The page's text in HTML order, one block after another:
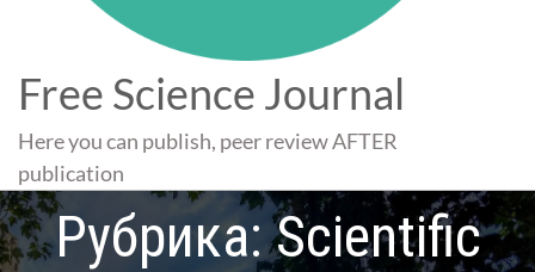
Free Science Journal
Here you can publish, peer review AFTER
publication
Рубрика:Scientific